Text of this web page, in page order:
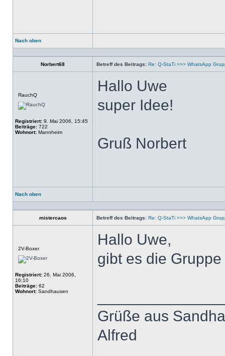
Nach oben
Profil
Norbert68 Betreff des Beitrags: Re: Q-StaTi >>> WhatsApp
RauchQ
Registriert: 9. Mai 2006, 15:45
Beiträge: 722
Wohnort: Mannheim
Hallo Uwe
super Idee!
Gruß Norbert
Nach oben
Profil
mistercaos Betreff des Beitrags: Re: Q-StaTi >>> WhatsApp
2V-Boxer
Registriert: 26. Mai 2006,
16:10
Beiträge: 62
Wohnort: Sandhausen
Hallo Uwe,
gibt es die
Grüße aus
Alfred